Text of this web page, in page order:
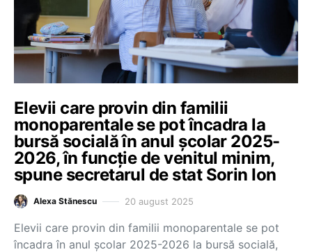
Elevii care provin din familii
monoparentale se pot încadra la
bursă socială în anul școlar 2025-
2026, în funcție de venitul minim,
spune secretarul de stat Sorin Ion
Alexa Stănescu 20 august 2025
Elevii care provin din familii monoparentale se pot
încadra în anul școlar 2025-2026 la bursă socială,